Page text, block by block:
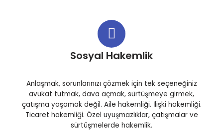
Sosyal Hakemlik
Anlaşmak, sorunlarınızı çözmek için tek seçeneğiniz
avukat tutmak, dava açmak, sürtüşmeye girmek,
çatışma yaşamak değil. Aile hakemliği. İlişki hakemliği.
Ticaret hakemliği. Özel uyuşmazlıklar, çatışmalar ve
sürtüşmelerde hakemlik.